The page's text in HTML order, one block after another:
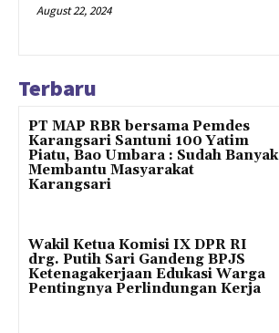
August 22, 2024
Terbaru
PT MAP RBR bersama Pemdes
Karangsari Santuni 100 Yatim
Piatu, Bao Umbara : Sudah Banyak
Membantu Masyarakat
Karangsari
Wakil Ketua Komisi IX DPR RI
drg. Putih Sari Gandeng BPJS
Ketenagakerjaan Edukasi Warga
Pentingnya Perlindungan Kerja